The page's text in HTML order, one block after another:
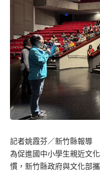
記者姚霞芬／新竹縣報導
為促進國中小學生親近文
慣，新竹縣政府與文化部